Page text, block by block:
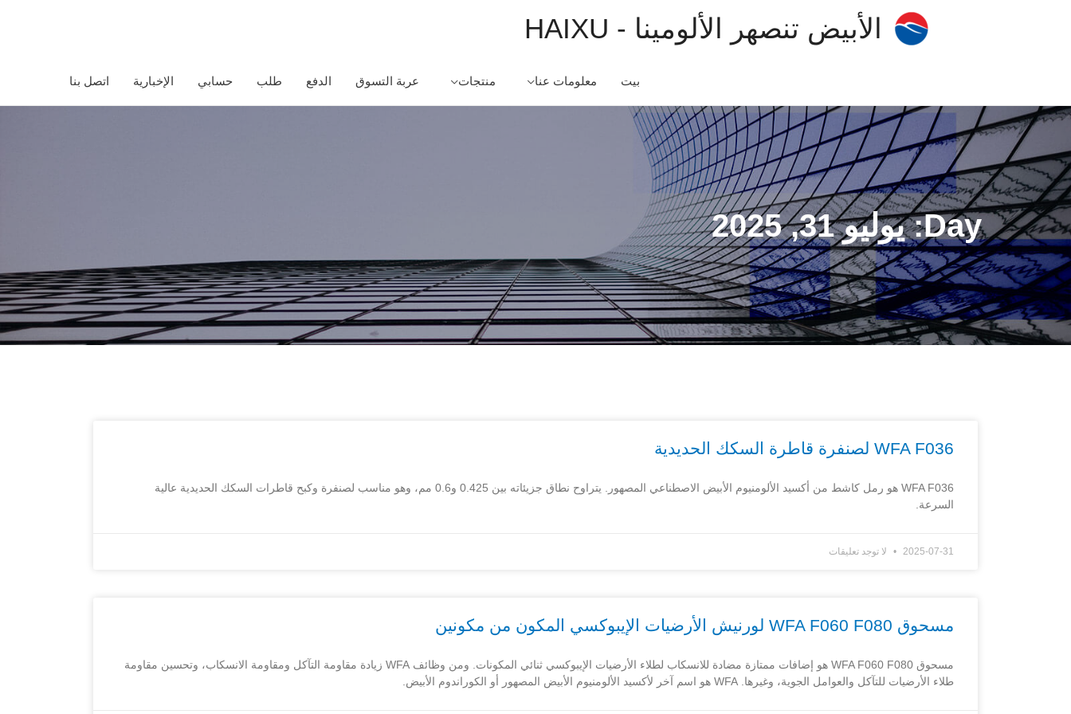
الأبيض تنصهر الألومينا - HAIXU
بيت معلومات عنا منتجات عربة التسوق الدفع طلب حسابي الإخبارية اتصل بنا
Day: يوليو 31, 2025
WFA F036 لصنفرة قاطرة السكك الحديدية
WFA F036 هو رمل كاشط من أكسيد الألومنيوم الأبيض الاصطناعي المصهور. يتراوح نطاق جزيئاته بين 0.425 و0.6 مم، وهو مناسب لصنفرة وكبح قاطرات السكك الحديدية عالية
السرعة.
2025-07-31 لا توجد تعليقات
مسحوق WFA F060 F080 لورنيش الأرضيات الإيبوكسي المكون من مكونين
مسحوق WFA F060 F080 هو إضافات ممتازة مضادة للانسكاب لطلاء الأرضيات الإيبوكسي ثنائي المكونات. ومن وظائف WFA زيادة مقاومة التآكل ومقاومة الانسكاب، وتحسين مقاومة
طلاء الأرضيات للتآكل والعوامل الجوية، وغيرها. WFA هو اسم آخر لأكسيد الألومنيوم الأبيض المصهور أو الكوراندوم الأبيض.